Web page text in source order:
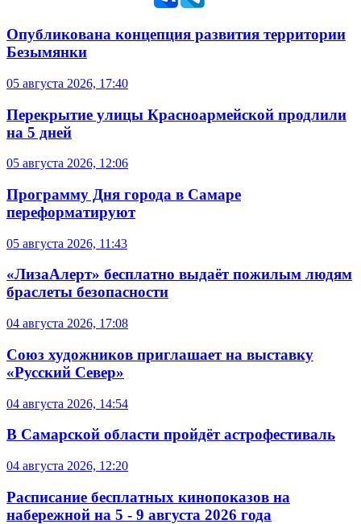
Опубликована концепция развития территории
Безымянки
05 августа 2026, 17:40
Перекрытие улицы Красноармейской продлили
на 5 дней
05 августа 2026, 12:06
Программу Дня города в Самаре
переформатируют
05 августа 2026, 11:43
«ЛизаАлерт» бесплатно выдаёт пожилым людям
браслеты безопасности
04 августа 2026, 17:08
Союз художников приглашает на выставку
«Русский Север»
04 августа 2026, 14:54
В Самарской области пройдёт астрофестиваль
04 августа 2026, 12:20
Расписание бесплатных кинопоказов на
набережной на 5 - 9 августа 2026 года